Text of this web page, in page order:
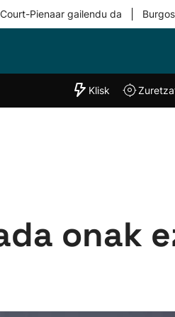
Pienaar gailendu da
"Helmuga"
Klisk
onak